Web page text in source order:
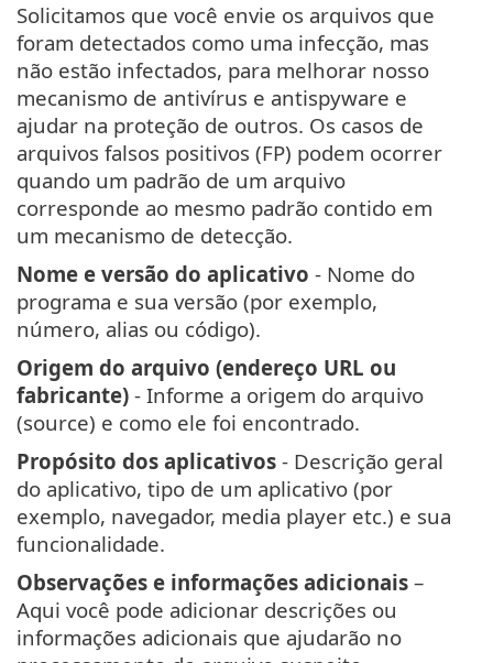
Solicitamos que você envie os arquivos que
foram detectados como uma infecção, mas
não estão infectados, para melhorar nosso
mecanismo de antivírus e antispyware e
ajudar na proteção de outros. Os casos de
arquivos falsos positivos (FP) podem ocorrer
quando um padrão de um arquivo
corresponde ao mesmo padrão contido em
um mecanismo de detecção.
Nome e versão do aplicativo - Nome do
programa e sua versão (por exemplo,
número, alias ou código).
Origem do arquivo (endereço URL ou
fabricante) - Informe a origem do arquivo
(source) e como ele foi encontrado.
Propósito dos aplicativos - Descrição geral
do aplicativo, tipo de um aplicativo (por
exemplo, navegador, media player etc.) e sua
funcionalidade.
Observações e informações adicionais –
Aqui você pode adicionar descrições ou
informações adicionais que ajudarão no